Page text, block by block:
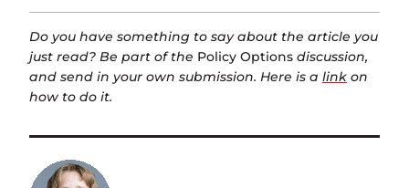
Do you have something to say about the article you
just read? Be part of the Policy Options discussion,
and send in your own submission. Here is a link on
how to do it.